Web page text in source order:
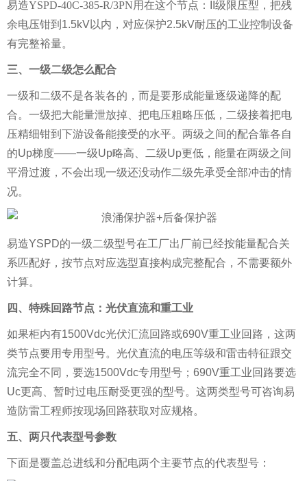
易造YSPD-40C-385-R/3PN用在这个节点：II级限压型，把残
余电压钳到1.5kV以内，对应保护2.5kV耐压的工业控制设备
有完整裕量。
三、一级二级怎么配合
一级和二级不是各装各的，而是要形成能量逐级递降的配
合。一级把大能量泄放掉、把电压粗略压低，二级接着把电
压精细钳到下游设备能接受的水平。两级之间的配合靠各自
的Up梯度——一级Up略高、二级Up更低，能量在两级之间
平滑过渡，不会出现一级还没动作二级先承受全部冲击的情
况。
易造YSPD的一级二级型号在工厂出厂前已经按能量配合关
系匹配好，按节点对应选型直接构成完整配合，不需要额外
计算。
四、特殊回路节点：光伏直流和重工业
如果柜内有1500Vdc光伏汇流回路或690V重工业回路，这两
类节点要用专用型号。光伏直流的电压等级和雷击特征跟交
流完全不同，要选1500Vdc专用型号；690V重工业回路要选
Uc更高、暂时过电压耐受更强的型号。这两类型号可咨询易
造防雷工程师按现场回路获取对应规格。
五、两只代表型号参数
下面是覆盖总进线和分配电两个主要节点的代表型号：